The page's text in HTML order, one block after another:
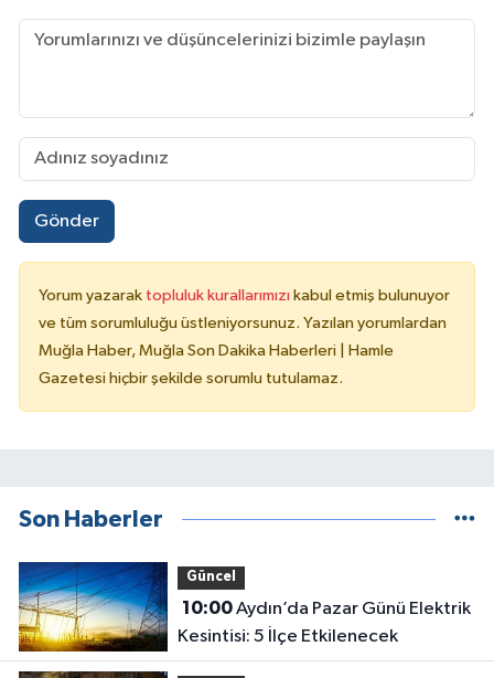
Gönder
Yorum yazarak topluluk kurallarımızı kabul etmiş bulunuyor
ve tüm sorumluluğu üstleniyorsunuz. Yazılan yorumlardan
Muğla Haber, Muğla Son Dakika Haberleri | Hamle
Gazetesi hiçbir şekilde sorumlu tutulamaz.
Son Haberler
Güncel
10:00Aydın’da Pazar Günü Elektrik
Kesintisi: 5 İlçe Etkilenecek